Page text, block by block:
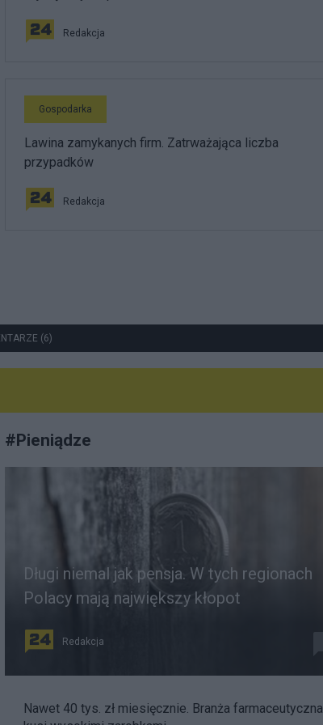
Redakcja
Gospodarka
Lawina zamykanych firm. Zatrważająca liczba
przypadków
Redakcja
(6)
#Pieniądze
Długi niemal jak pensja. W tych regionach
Polacy mają największy kłopot
Redakcja
Nawet 40 tys. zł miesięcznie. Branża farmaceutyczna